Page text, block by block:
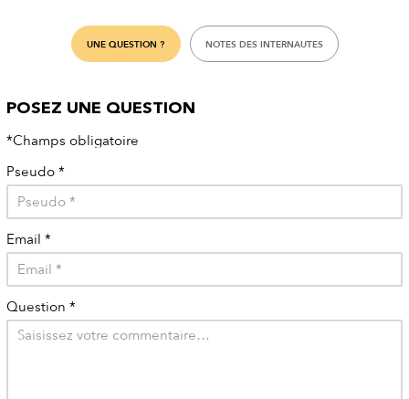
UNE QUESTION ? NOTES DES INTERNAUTES
POSEZ UNE QUESTION
*Champs obligatoire
Pseudo *
Email *
Question *